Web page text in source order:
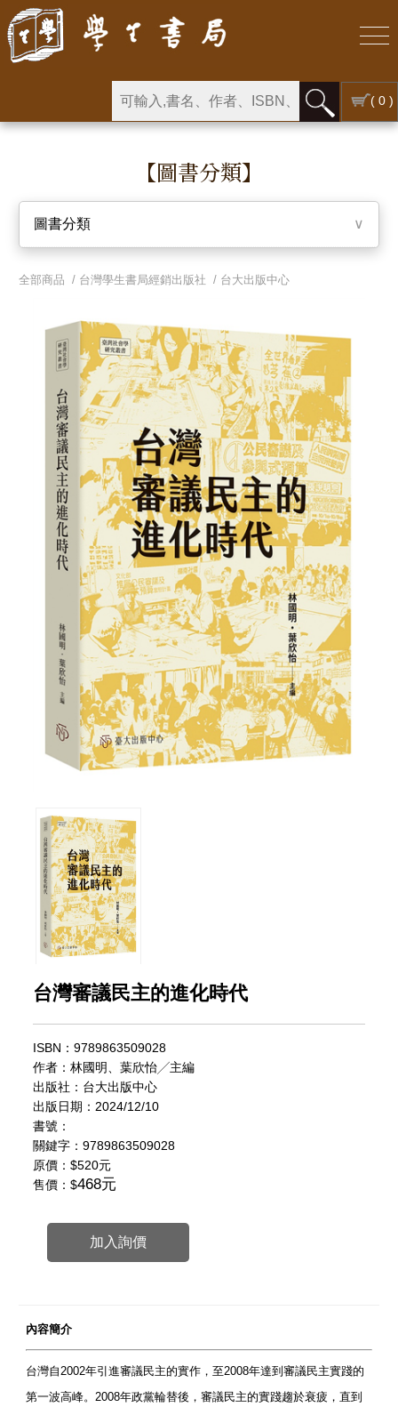
( 0 )
【圖書分類】
圖書分類 ∨
全部商品 / 台灣學生書局經銷出版社 / 台大出版中心
台灣審議民主的進化時代
ISBN：9789863509028
作者：林國明、葉欣怡╱主編
出版社：台大出版中心
出版日期：2024/12/10
書號：
關鍵字：9789863509028
原價：$520元
售價：$468元
加入詢價
內容簡介
台灣自2002年引進審議民主的實作，至2008年達到審議民主實踐的
第一波高峰。2008年政黨輪替後，審議民主的實踐趨於衰疲，直到